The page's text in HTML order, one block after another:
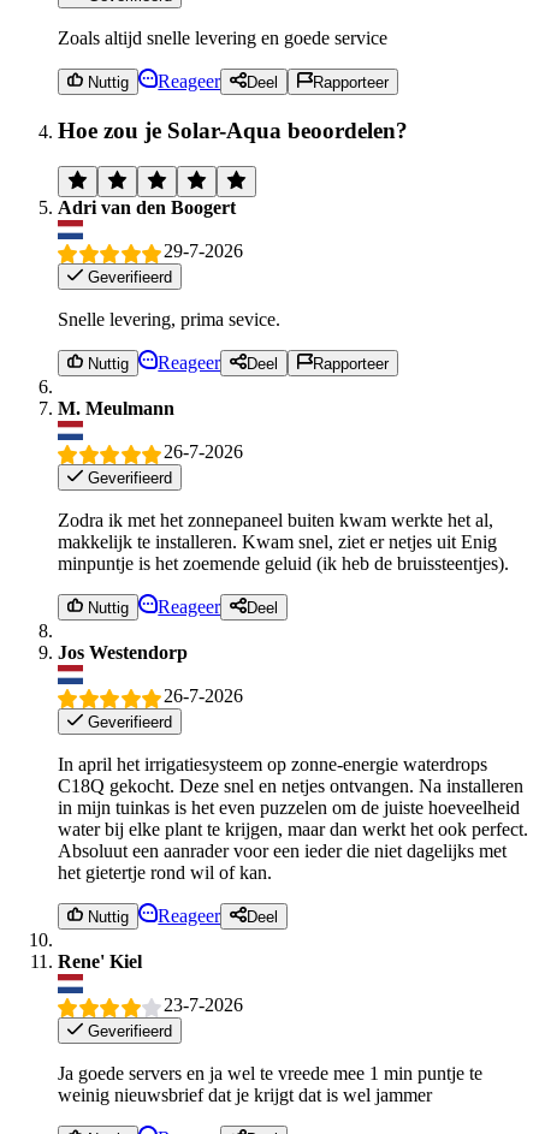
Zoals altijd snelle levering en goede service
Nuttig Reageer Deel Rapporteer
Hoe zou je Solar-Aqua beoordelen?
Adri van den Boogert
29-7-2026
Geverifieerd
Snelle levering, prima sevice.
Nuttig Reageer Deel Rapporteer
M. Meulmann
26-7-2026
Geverifieerd
Zodra ik met het zonnepaneel buiten kwam werkte het al,
makkelijk te installeren. Kwam snel, ziet er netjes uit Enig
minpuntje is het zoemende geluid (ik heb de bruissteentjes).
Nuttig Reageer Deel
Jos Westendorp
26-7-2026
Geverifieerd
In april het irrigatiesysteem op zonne-energie waterdrops
C18Q gekocht. Deze snel en netjes ontvangen. Na installeren
in mijn tuinkas is het even puzzelen om de juiste hoeveelheid
water bij elke plant te krijgen, maar dan werkt het ook perfect.
Absoluut een aanrader voor een ieder die niet dagelijks met
het gietertje rond wil of kan.
Nuttig Reageer Deel
Rene' Kiel
23-7-2026
Geverifieerd
Ja goede servers en ja wel te vreede mee 1 min puntje te
weinig nieuwsbrief dat je krijgt dat is wel jammer